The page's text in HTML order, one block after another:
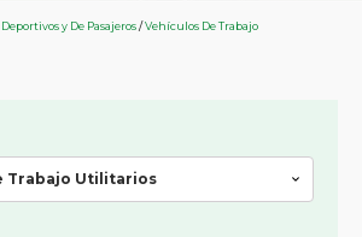
y De Pasajeros/Vehículos De Trabajo
Trabajo Utilitarios